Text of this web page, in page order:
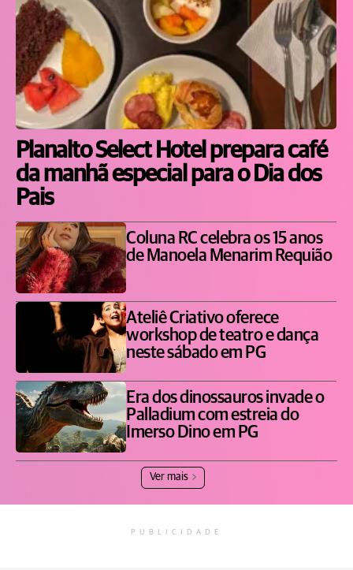
Planalto Select Hotel prepara café
da manhã especial para o Dia dos
Pais
Coluna RC celebra os 15 anos
de Manoela Menarim Requião
Ateliê Criativo oferece
workshop de teatro e dança
neste sábado em PG
Era dos dinossauros invade o
Palladium com estreia do
Imerso Dino em PG
Ver mais
PUBLICIDADE